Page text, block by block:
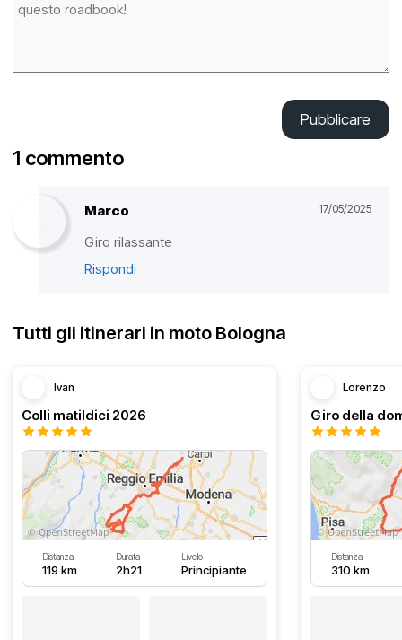
Pubblicare
1 commento
Marco 17/05/2025
Giro rilassante
Rispondi
Tutti gli itinerari in moto Bologna
Ivan
Colli matildici 2026
Distanza
119 km
Durata
2h21
Livello
Principiante
Lorenzo
Distanza
310 km